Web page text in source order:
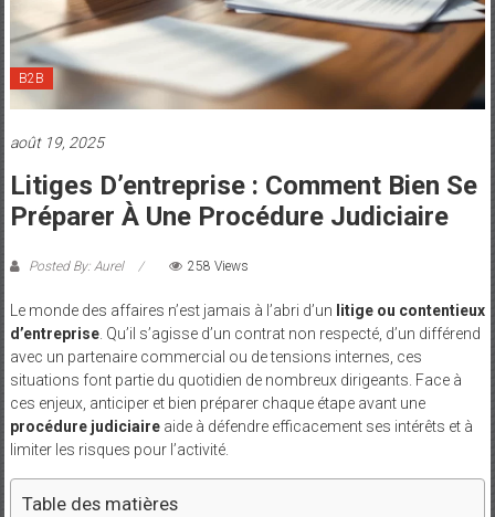
Maman
B2B
août 19, 2025
Litiges D’entreprise : Comment Bien Se
Préparer À Une Procédure Judiciaire
Posted By: Aurel 258 Views
Le monde des affaires n’est jamais à l’abri d’un litige ou contentieux
d’entreprise. Qu’il s’agisse d’un contrat non respecté, d’un différend
avec un partenaire commercial ou de tensions internes, ces
situations font partie du quotidien de nombreux dirigeants. Face à
ces enjeux, anticiper et bien préparer chaque étape avant une
procédure judiciaireaide à défendre efficacement ses intérêts et à
limiter les risques pour l’activité.
Table des matières